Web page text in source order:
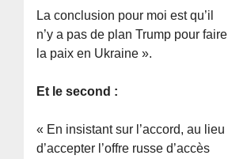
La conclusion pour moi est qu’il
n’y a pas de plan Trump pour faire
la paix en Ukraine ».
Et le second :
« En insistant sur l’accord, au lieu
d’accepter l’offre russe d’accès